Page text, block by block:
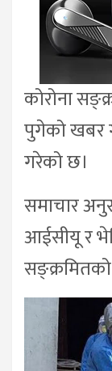
कोरोना
पुगेको खबर
गरेको छ।
समाचार
आईसीयू र